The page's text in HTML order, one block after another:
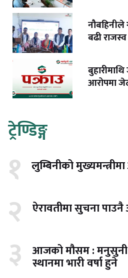
नौबहिनीले
बढी
आरोपमा
ट्रेण्डिङ्ग
१ लुम्बिनीको
२ ऐरावतीमा सुचना
३ आजको मौसम : मनुसुनी
स्थानमा भारी वर्षा हुने